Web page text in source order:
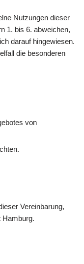
Nutzungen dieser
1. bis 6. abweichen,
darauf hingewiesen.
die besonderen
von
Vereinbarung,
Hamburg.